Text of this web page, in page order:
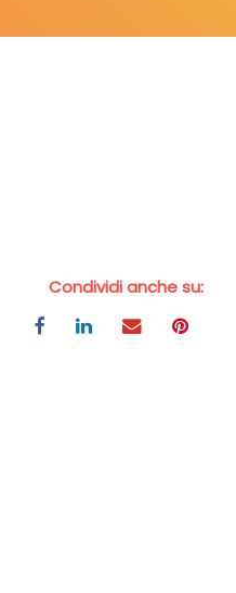
Condividi anche su: